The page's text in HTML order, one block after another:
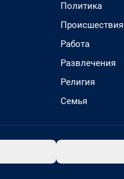
Политика
Происшествия
Работа
Развлечения
Религия
Семья